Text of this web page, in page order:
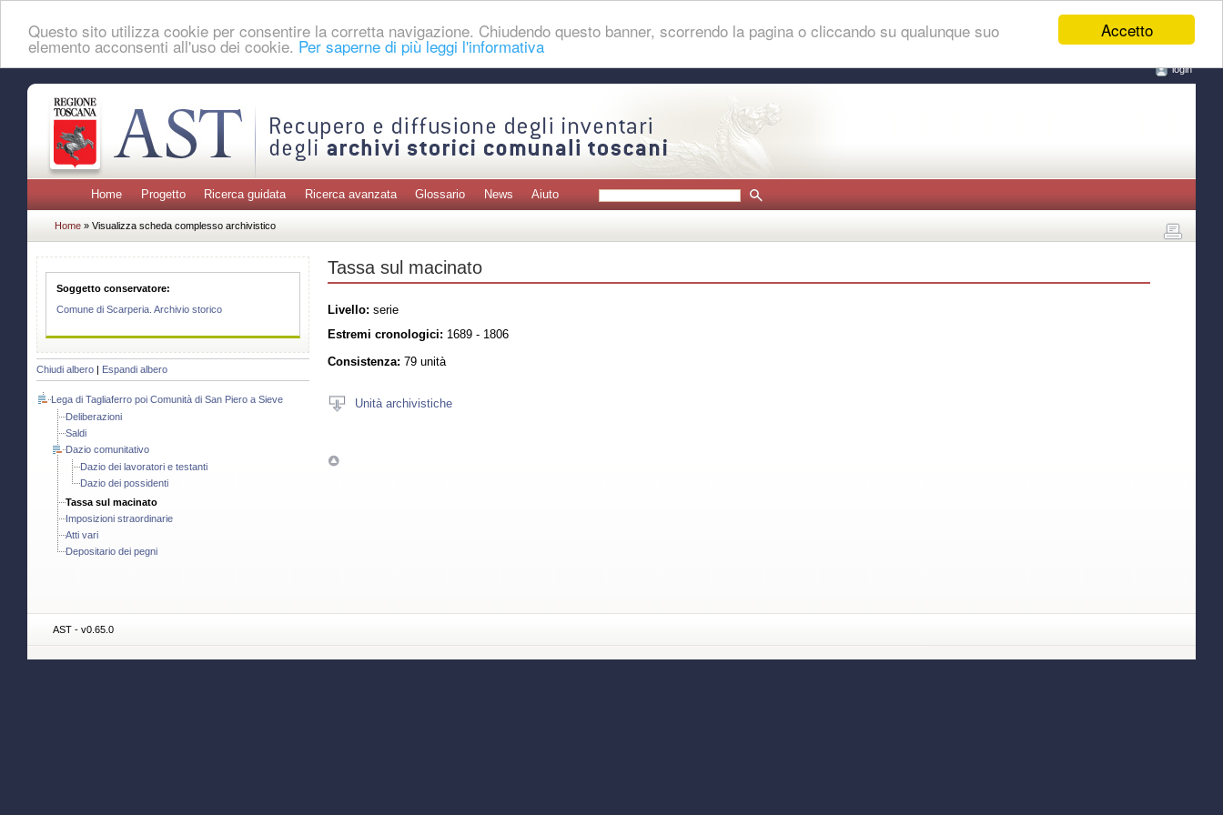
Accetto
Questo sito utilizza cookie per consentire la corretta navigazione. Chiudendo questo banner, scorrendo la pagina o cliccando su qualunque suo
elemento acconsenti all'uso dei cookie. Per saperne di più leggi l'informativa
login
Home Progetto Ricerca guidata Ricerca avanzata Glossario News Aiuto
Home » Visualizza scheda complesso archivistico
Soggetto conservatore:
Comune di Scarperia. Archivio storico
Chiudi albero Espandi albero
Lega di Tagliaferro poi Comunità di San Piero a Sieve
Deliberazioni
Saldi
Dazio comunitativo
Dazio dei lavoratori e testanti
Dazio dei possidenti
Tassa sul macinato
Imposizioni straordinarie
Atti vari
Depositario dei pegni
Tassa sul macinato
Livello: serie
Estremi cronologici: 1689 - 1806
Consistenza: 79 unità
Unità archivistiche
AST - v0.65.0